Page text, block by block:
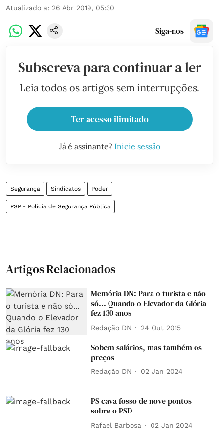
Atualizado a: 26 Abr 2019, 05:30
Siga-nos
Subscreva para continuar a ler
Leia todos os artigos sem interrupções.
Ter acesso ilimitado
Já é assinante? Inicie sessão
Segurança Sindicatos Poder
PSP - Polícia de Segurança Pública
Artigos Relacionados
Memória DN: Para o turista e não
só... Quando o Elevador da Glória
fez 130 anos
Redação DN 24 Out 2015
Sobem salários, mas também os
preços
Redação DN 02 Jan 2024
PS cava fosso de nove pontos
sobre o PSD
Rafael Barbosa 02 Jan 2024